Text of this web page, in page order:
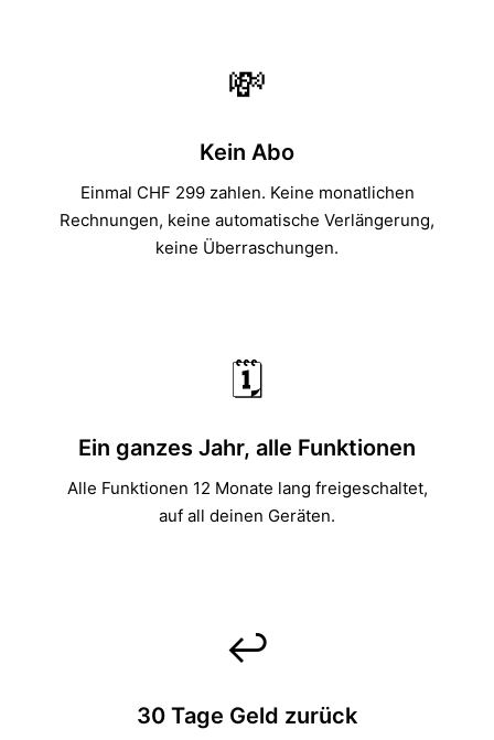
💸
Kein Abo
Einmal CHF 299 zahlen. Keine monatlichen
Rechnungen, keine automatische Verlängerung,
keine Überraschungen.
🗓️
Ein ganzes Jahr, alle Funktionen
Alle Funktionen 12 Monate lang freigeschaltet,
auf all deinen Geräten.
↩️
30 Tage Geld zurück